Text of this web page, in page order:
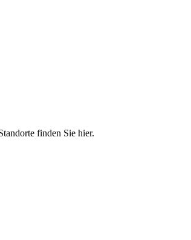
finden Sie hier.